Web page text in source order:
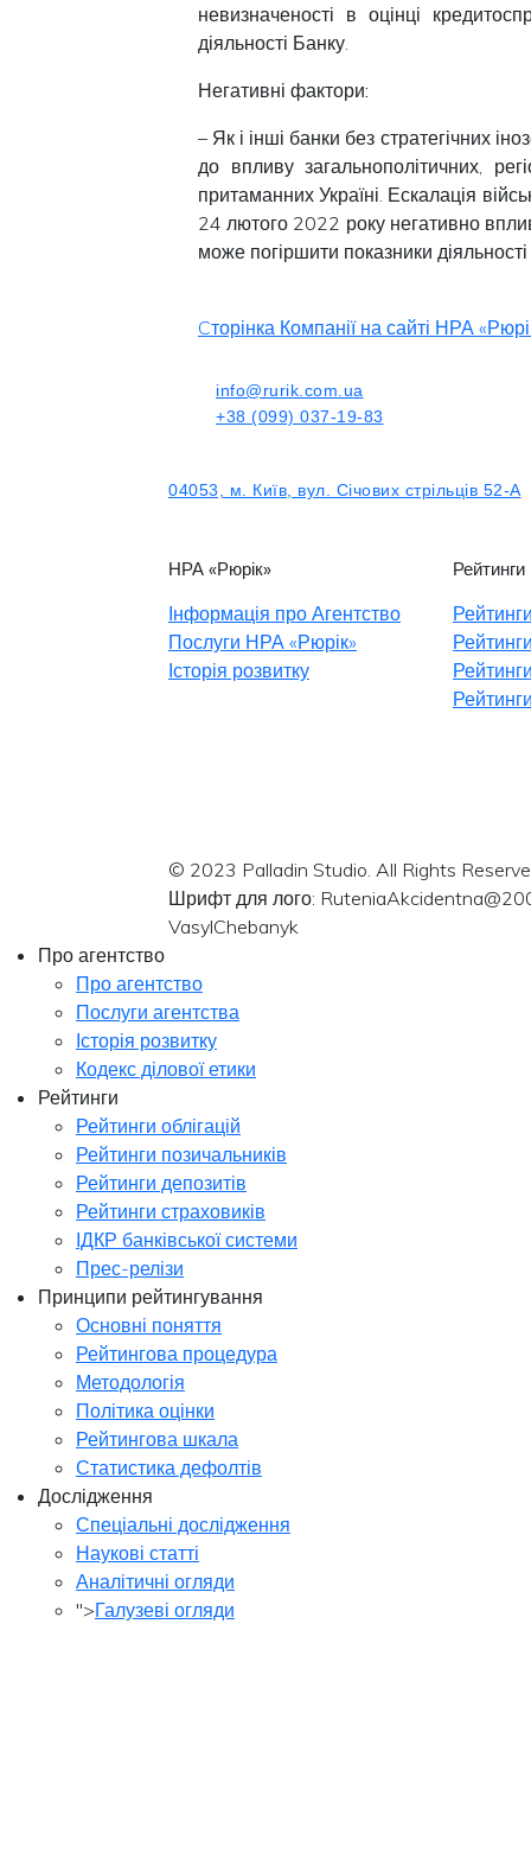
невизначеності в оцінці
діяльності Банку.
Негативні фактори:
– Як і інші банки без стратегічних
до впливу загальнополітичних,
притаманних Україні. Ескалація
24 лютого 2022 року негативно
може погіршити показники
Cторінка Компанії на сайті НРА
info@rurik.com.ua
+38 (099) 037-19-83
04053, м. Київ, вул. Січових стрільців 52-А
НРА «Рюрік»
Інформація про Агентство
Послуги НРА «Рюрік»
Історія розвитку
Рейтинги
© 2023 Palladin Studio. All Rights
Шрифт для лого:
VasylChebanyk
Про агентство
Про агентство
Послуги агентства
Історія розвитку
Кодекс ділової етики
Рейтинги
Рейтинги облігацій
Рейтинги позичальників
Рейтинги депозитів
Рейтинги страховиків
ІДКР банківської системи
Прес-релізи
Принципи рейтингування
Основні поняття
Рейтингова процедура
Методологія
Політика оцінки
Рейтингова шкала
Статистика дефолтів
Дослідження
Спеціальні дослідження
Наукові статті
Аналітичні огляди
">Галузеві огляди